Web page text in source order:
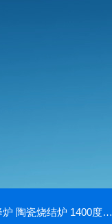
陶瓷烧结炉 1400度电动升降炉 实验室使用